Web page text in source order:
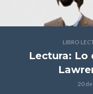
LIBRO
Lectura: Lo
20